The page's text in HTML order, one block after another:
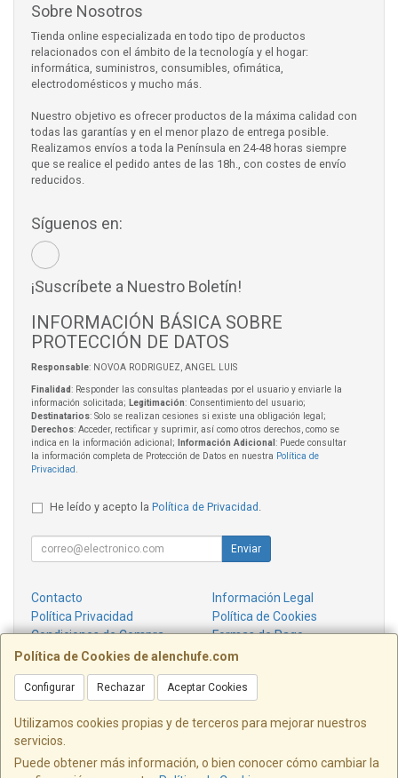
Política de Cookies de alenchufe.com
Configurar Rechazar Aceptar Cookies
Utilizamos cookies propias y de terceros para mejorar nuestros
servicios.
Puede obtener más información, o bien conocer cómo cambiar la
Sobre Nosotros
Tienda online especializada en todo tipo de productos
relacionados con el ámbito de la tecnología y el hogar:
informática, suministros, consumibles, ofimática,
electrodomésticos y mucho más.
Nuestro objetivo es ofrecer productos de la máxima calidad con
todas las garantías y en el menor plazo de entrega posible.
Realizamos envíos a toda la Península en 24-48 horas siempre
que se realice el pedido antes de las 18h., con costes de envío
reducidos.
Síguenos en:
¡Suscríbete a Nuestro Boletín!
INFORMACIÓN BÁSICA SOBRE
PROTECCIÓN DE DATOS
Responsable: NOVOA RODRIGUEZ, ANGEL LUIS
Finalidad: Responder las consultas planteadas por el usuario y enviarle la
información solicitada; Legitimación: Consentimiento del usuario;
Destinatarios: Solo se realizan cesiones si existe una obligación legal;
Derechos: Acceder, rectificar y suprimir, así como otros derechos, como se
indica en la información adicional;
Información Adicional : Puede consultar
la información completa de Protección de Datos en nuestra Política de
Privacidad
He leído y acepto la Política de Privacidad
Enviar
Contacto
Información Legal
Política Privacidad
Política de Cookies
Condiciones de Compra
Formas de Pago
¿Quienes Somos?
Contacto
info@alenchufe.com